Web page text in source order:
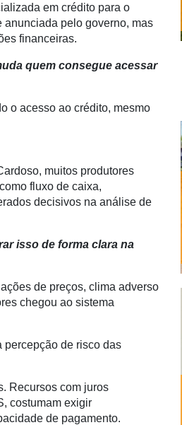
em crédito para o
pelo governo, mas
financeiras.
quem consegue acessar
o acesso ao crédito, mesmo
muitos produtores
fluxo de caixa,
decisivos na análise de
isso de forma clara na
de preços, clima adverso
chegou ao sistema
percepção de risco das
Recursos com juros
costumam exigir
de pagamento.